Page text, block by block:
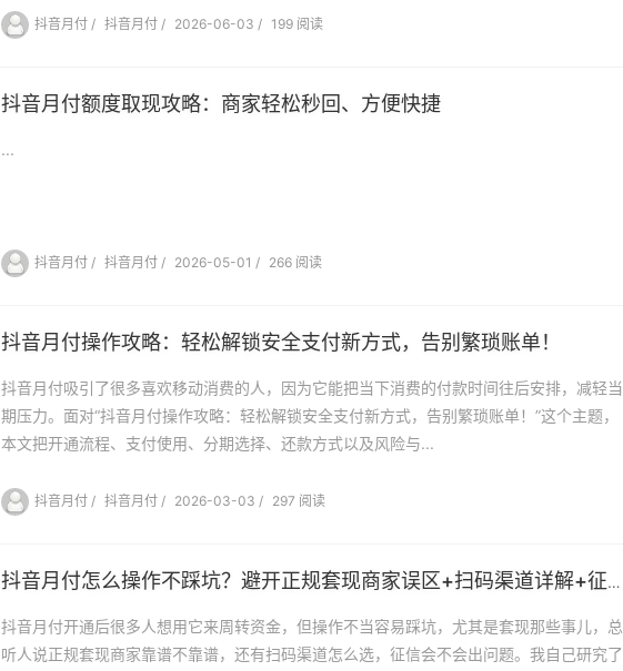
抖音月付 / 抖音月付 / 2026-06-03 / 199 阅读
抖音月付额度取现攻略：商家轻松秒回、方便快捷
...
抖音月付 / 抖音月付 / 2026-05-01 / 266 阅读
抖音月付操作攻略：轻松解锁安全支付新方式，告别繁琐账单！
抖音月付吸引了很多喜欢移动消费的人，因为它能把当下消费的付款时间往后安排，减轻当
期压力。面对“抖音月付操作攻略：轻松解锁安全支付新方式，告别繁琐账单！”这个主题，
本文把开通流程、支付使用、分期选择、还款方式以及风险与...
抖音月付 / 抖音月付 / 2026-03-03 / 297 阅读
抖音月付怎么操作不踩坑？避开正规套现商家误区+扫码渠道详解+征信风险讲解
抖音月付开通后很多人想用它来周转资金，但操作不当容易踩坑，尤其是套现那些事儿，总
听人说正规套现商家靠谱不靠谱，还有扫码渠道怎么选，征信会不会出问题。我自己研究了